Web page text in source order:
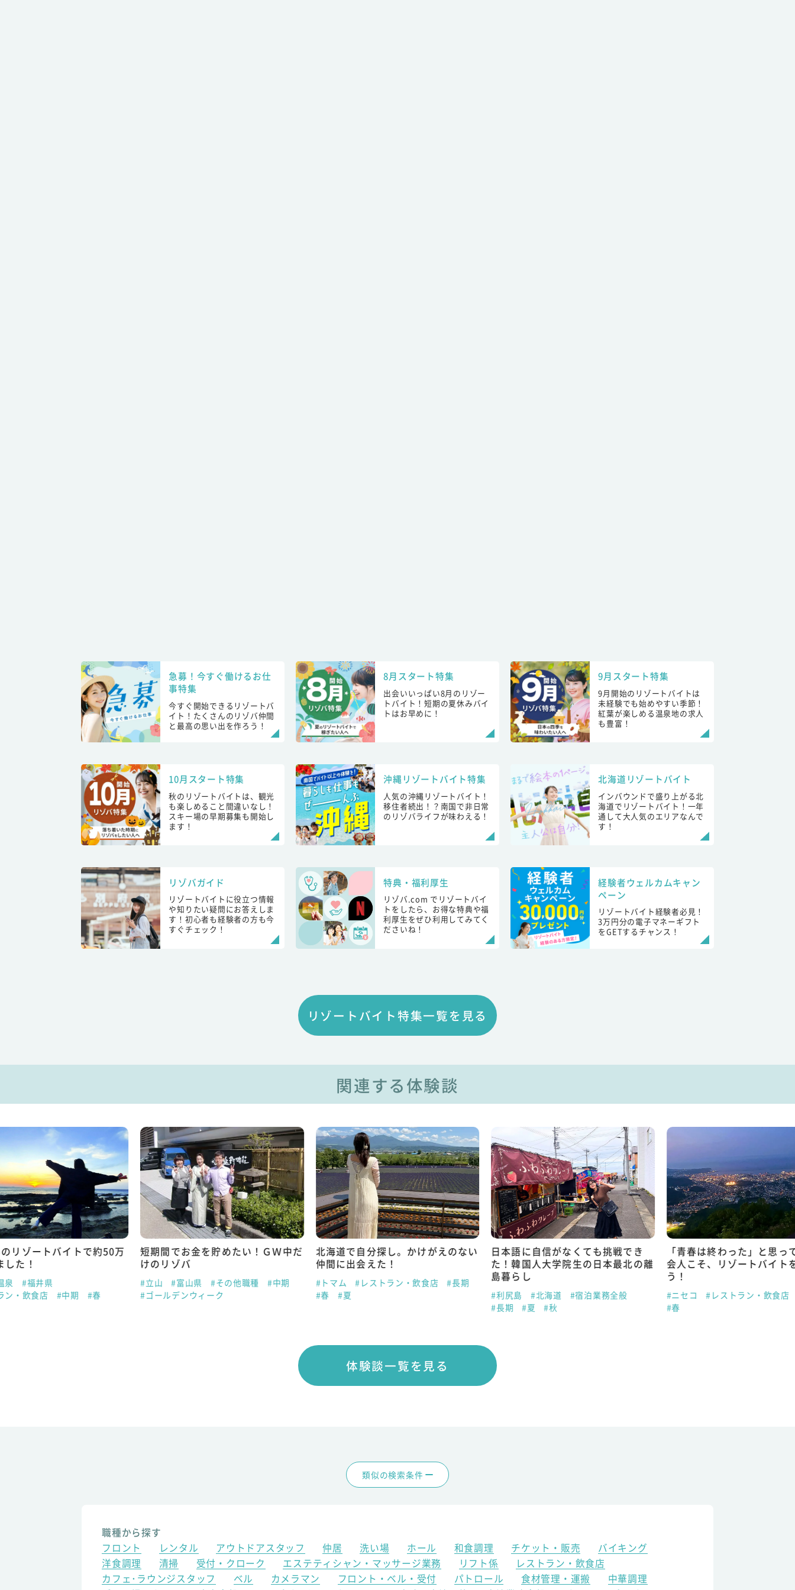
急募！今すぐ働けるお仕
事特集
今すぐ開始できるリゾートバ
イト！たくさんのリゾバ仲間
と最高の思い出を作ろう！
8月スタート特集
出会いいっぱい8月のリゾー
トバイト！短期の夏休みバイ
トはお早めに！
9月スタート特集
9月開始のリゾートバイトは
未経験でも始めやすい季節！
紅葉が楽しめる温泉地の求人
も豊富！
10月スタート特集
秋のリゾートバイトは、観光
も楽しめること間違いなし！
スキー場の早期募集も開始し
ます！
沖縄リゾートバイト特集
人気の沖縄リゾートバイト！
移住者続出！？南国で非日常
のリゾバライフが味わえる！
北海道リゾートバイト
インバウンドで盛り上がる北
海道でリゾートバイト！一年
通して大人気のエリアなんで
す！
リゾバガイド
リゾートバイトに役立つ情報
や知りたい疑問にお答えしま
す！初心者も経験者の方も今
すぐチェック！
特典・福利厚生
リゾバ.com でリゾートバイ
トをしたら、お得な特典や福
利厚生をぜひ利用してみてく
ださいね！
経験者ウェルカムキャン
ペーン
リゾートバイト経験者必見！
3万円分の電子マネーギフト
をGETするチャンス！
リゾートバイト特集一覧を見る
関連する体験談
リゾートバイトで約50万
した！
泉
#福井県
ン・飲食店
#中期 #春
短期間でお金を貯めたい！ＧＷ中だ
けのリゾバ
#立山 #富山県 #その他職種
#中期
#ゴールデンウィーク
北海道で自分探し。かけがえのない
仲間に出会えた！
#トマム #レストラン・飲食店
#長期
#春
#夏
日本語に自信がなくても挑戦でき
た！韓国人大学院生の日本最北の離
島暮らし
#利尻島 #北海道
#宿泊業務全般
#長期
#夏 #秋
「青春は終わった」と思っ
会人こそ、リゾートバイト
う！
#ニセコ
#レストラン・飲食店
#春
体験談一覧を見る
類似の検索条件
職種から探す
フロント
レンタル アウトドアスタッフ 仲居 洗い場 ホール 和食調理 チケット・販売
バイキング
洋食調理
清掃 受付・クローク エステティシャン・マッサージ業務 リフト係
レストラン・飲食店
カフェ･ラウンジスタッフ
ベル カメラマン フロント・ベル・受付 パトロール 食材管理・運搬
中華調理